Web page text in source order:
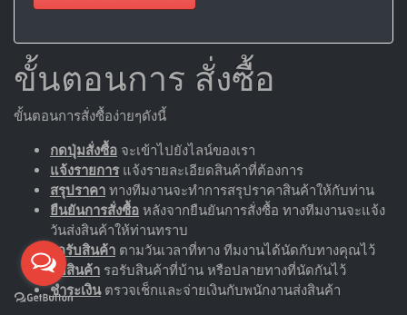
ขั้นตอนการ สั่งซื้อ
ขั้นตอนการสั่งซื้อง่ายๆดังนี้
กดปุ่มสั่งซื้อ จะเข้าไปยังไลน์ของเรา
แจ้งรายการแจ้งรายละเอียดสินค้าที่ต้องการ
สรุปราคา ทางทีมงานจะทำการสรุปราคาสินค้าให้กับท่าน
ยืนยันการสั่งซื้อ หลังจากยืนยันการสั่งซื้อ ทางทีมงานจะแจ้ง
วันส่งสินค้าให้ท่านทราบ
รอรับสินค้า ตามวันเวลาที่ทาง ทีมงานได้นัดกับทางคุณไว้
รับสินค้า รอรับสินค้าที่บ้าน หรือปลายทางที่นัดกันไว้
ชำระเงินตรวจเช็กและจ่ายเงินกับพนักงานส่งสินค้า